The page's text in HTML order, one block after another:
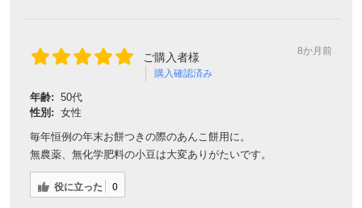
ご購入者様
購入確認済み
8か月前
年齢: 50代
性別: 女性
毎年恒例の年末お餅つきの際のあんこ餅用に。
無農薬、無化学肥料の小豆は大変ありがたいです。
役に立った 0